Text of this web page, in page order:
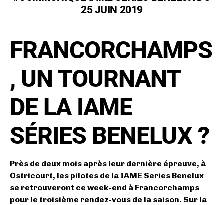
25 JUIN 2019
FRANCORCHAMPS
, UN TOURNANT
DE LA IAME
SÉRIES BENELUX ?
Près de deux mois après leur dernière épreuve, à
Ostricourt, les pilotes de la IAME Series Benelux
se retrouveront ce week-end à Francorchamps
pour le troisième rendez-vous de la saison. Sur la